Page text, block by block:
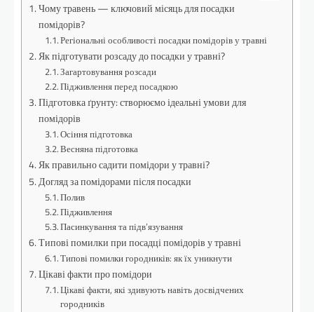
Чому травень — ключовий місяць для посадки
помідорів?
Регіональні особливості посадки помідорів у травні
Як підготувати розсаду до посадки у травні?
Загартовування розсади
Підживлення перед посадкою
Підготовка ґрунту: створюємо ідеальні умови для
помідорів
Осіння підготовка
Весняна підготовка
Як правильно садити помідори у травні?
Догляд за помідорами після посадки
Полив
Підживлення
Пасинкування та підв’язування
Типові помилки при посадці помідорів у травні
Типові помилки городників: як їх уникнути
Цікаві факти про помідори
Цікаві факти, які здивують навіть досвідчених
городників